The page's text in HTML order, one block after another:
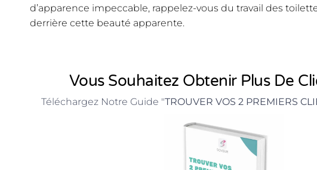
d’apparence impeccable, rappelez-vous du travail des
derrière cette beauté apparente.
Vous Souhaitez Obtenir Plus De
Téléchargez Notre Guide "TROUVER VOS 2 PREMIERS